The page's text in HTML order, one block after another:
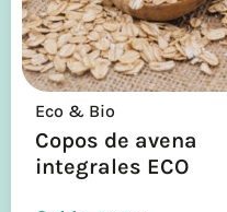
Eco & Bio
Copos de avena
integrales ECO